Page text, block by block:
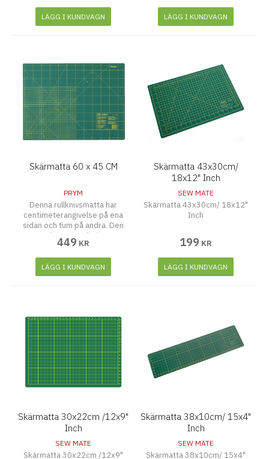
LÄGG I KUNDVAGN LÄGG I KUNDVAGN
Skärmatta 60 x 45 CM
PRYM
Denna rullknivsmatta har
centimeterangivelse på ena
sidan och tum på andra. Den
används som underlag när
man skär i tyger med rullkniv.
Mattan är mjuk så att den inte
skadar knivbladet men ändå
såpass fast att skär inte går
449 KR
LÄGG I KUNDVAGN
Skärmatta 43x30cm/
18x12" Inch
SEW MATE
Skärmatta 43x30cm/ 18x12"
Inch
199 KR
LÄGG I KUNDVAGN
Skärmatta 30x22cm /12x9"
Inch
SEW MATE
Skärmatta 30x22cm /12x9"
Skärmatta 38x10cm/ 15x4"
Inch
SEW MATE
Skärmatta 38x10cm/ 15x4"